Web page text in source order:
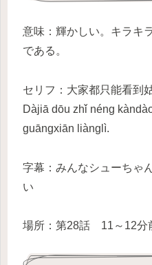
意味：輝かしい。キラキ
である。
セリフ：大家都只能看到
Dàjiā dōu zhǐ néng
guāngxiān liànglì.
字幕：みんなシューちゃ
い
場所：第28話 11～12分